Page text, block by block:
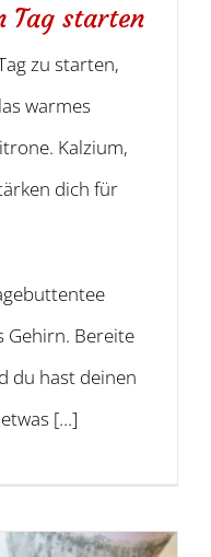
Tag starten
zu starten,
warmes
Kalzium,
dich für
Gehirn. Bereite
du hast deinen
[…]